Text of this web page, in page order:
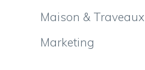
Maison & Traveaux
Marketing